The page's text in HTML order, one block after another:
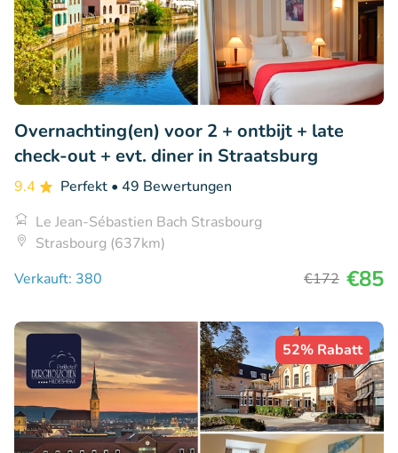
Overnachting(en) voor 2 + ontbijt + late
check-out + evt. diner in Straatsburg
9.4 Perfekt • 49 Bewertungen
Le Jean-Sébastien Bach Strasbourg
Strasbourg (637km)
Verkauft: 380
€172 €85
52% Rabatt